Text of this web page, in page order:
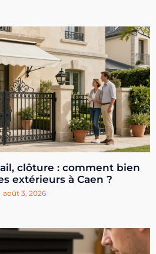
clôture : comment bien
extérieurs à Caen ?
août 3, 2026